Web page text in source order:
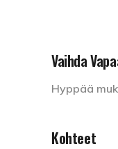
Vaihda
Hyppää
Kohteet